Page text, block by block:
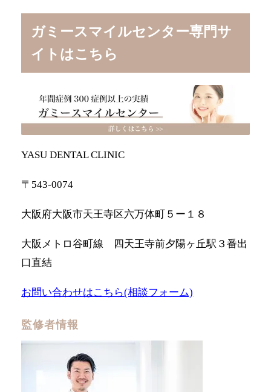
ガミースマイルセンター専門サ
イトはこちら
YASU DENTAL CLINIC
〒543-0074
大阪府大阪市天王寺区六万体町５ー１８
大阪メトロ谷町線 四天王寺前夕陽ヶ丘駅３番出
口直結
お問い合わせはこちら(相談フォーム)
監修者情報